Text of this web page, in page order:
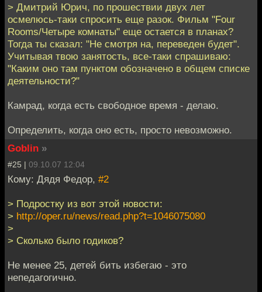
> Дмитрий Юрич, по прошествии двух лет
осмелюсь-таки спросить еще разок. Фильм "Four
Rooms/Четыре комнаты" еще остается в планах?
Тогда ты сказал: "Не смотря на, переведен будет".
Учитывая твою занятость, все-таки спрашиваю:
"Каким оно там пунктом обозначено в общем списке
деятельности?"
Камрад, когда есть свободное время - делаю.
Определить, когда оно есть, просто невозможно.
Goblin »
#25 | 09.10.07 12:04
Кому: Дядя Федор, #2
> Подростку из вот этой новости:
> http://oper.ru/news/read.php?t=1046075080
>
> Сколько было годиков?
Не менее 25, детей бить избегаю - это
непедагогично.